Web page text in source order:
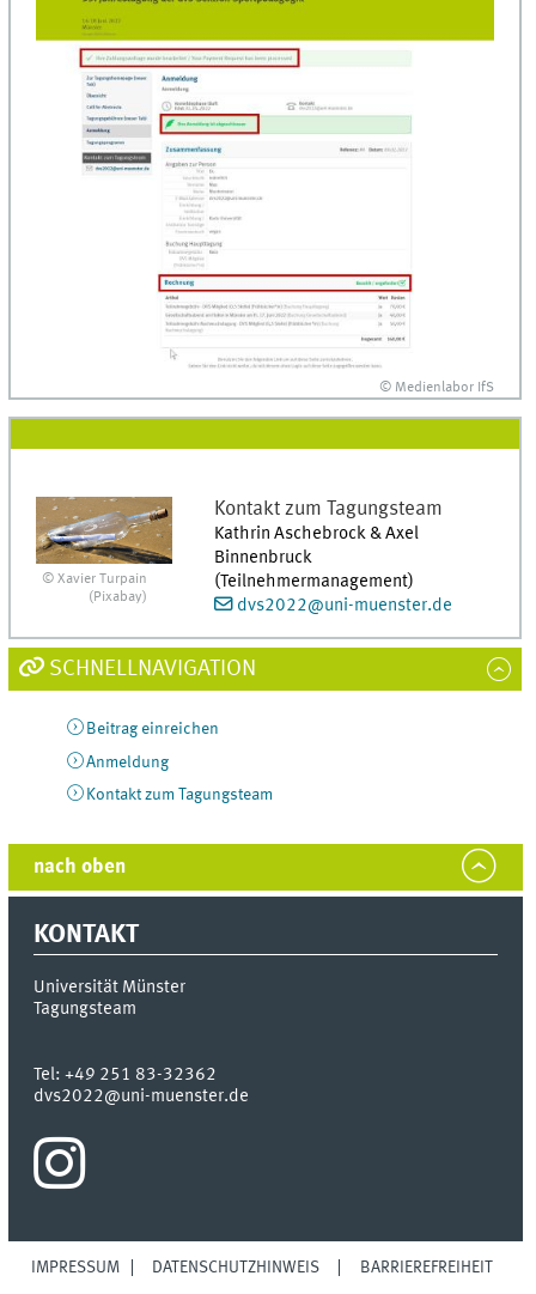
© Medienlabor IfS
© Xavier Turpain
(Pixabay)
Kontakt zum Tagungsteam
Kathrin Aschebrock & Axel
Binnenbruck
(Teilnehmermanagement)
dvs2022@uni-muenster.de
SCHNELLNAVIGATION
Beitrag einreichen
Anmeldung
Kontakt zum Tagungsteam
nach oben
KONTAKT
Universität Münster
Tagungsteam
Tel:+49 251 83-32362
dvs2022@uni-muenster.de
IMPRESSUM DATENSCHUTZHINWEIS BARRIEREFREIHEIT